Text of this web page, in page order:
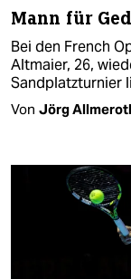
Mann für
Bei den French
Altmaier, 26,
Sandplatzturnier
Von Jörg